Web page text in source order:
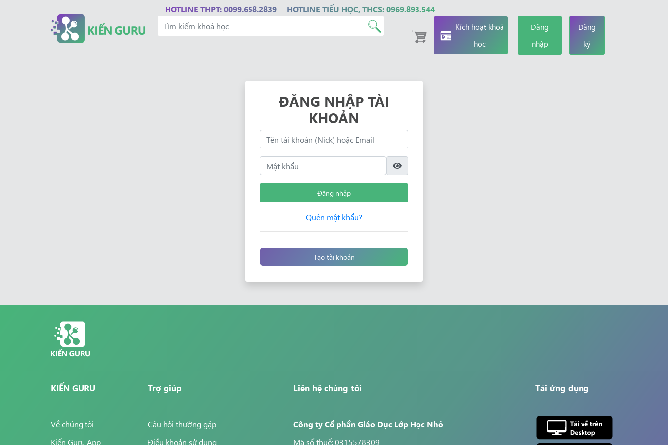
HOTLINE THPT: 0099.658.2839 HOTLINE TIỂU HỌC, THCS: 0969.893.544
Kích hoạt khoá
học
Đăng
nhập
Đăng
ký
ĐĂNG NHẬP TÀI
KHOẢN
Đăng nhập
Quên mật khẩu?
Tạo tài khoản
KIẾN GURU
Về chúng tôi
Kiến Guru App
Trợ giúp
Câu hỏi thường gặp
Điều khoản sử dụng
Liên hệ chúng tôi
Công ty Cổ phần Giáo Dục Lớp Học Nhỏ
Mã số thuế: 0315578309
Tải ứng dụng